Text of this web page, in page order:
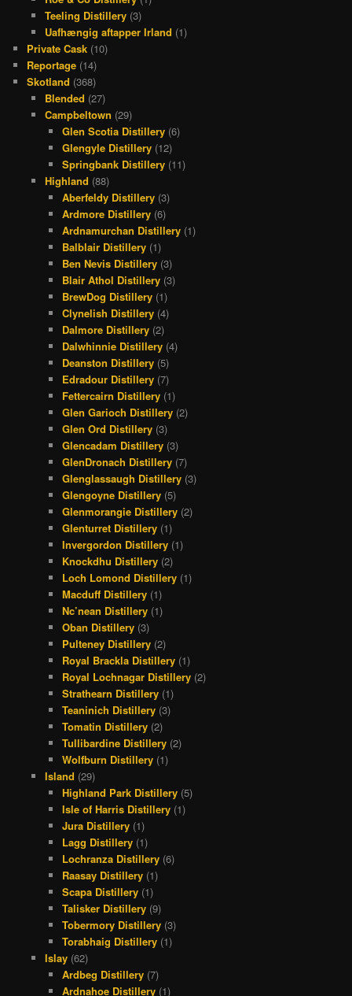
Teeling Distillery(3)
Uafhængig aftapper Irland (1)
Private Cask (10)
Reportage (14)
Skotland (368)
Blended (27)
Campbeltown (29)
Glen Scotia Distillery (6)
Glengyle Distillery (12)
Springbank Distillery (11)
Highland (88)
Aberfeldy Distillery (3)
Ardmore Distillery (6)
Ardnamurchan Distillery (1)
Balblair Distillery (1)
Ben Nevis Distillery (3)
Blair Athol Distillery (3)
BrewDog Distillery (1)
Clynelish Distillery (4)
Dalmore Distillery (2)
Dalwhinnie Distillery (4)
Deanston Distillery (5)
Edradour Distillery (7)
Fettercairn Distillery (1)
Glen Garioch Distillery (2)
Glen Ord Distillery (3)
Glencadam Distillery (3)
GlenDronach Distillery (7)
Glenglassaugh Distillery (3)
Glengoyne Distillery (5)
Glenmorangie Distillery (2)
Glenturret Distillery (1)
Invergordon Distillery (1)
Knockdhu Distillery (2)
Loch Lomond Distillery (1)
Macduff Distillery (1)
Nc’nean Distillery (1)
Oban Distillery (3)
Pulteney Distillery (2)
Royal Brackla Distillery (1)
Royal Lochnagar Distillery (2)
Strathearn Distillery (1)
Teaninich Distillery (3)
Tomatin Distillery (2)
Tullibardine Distillery (2)
Wolfburn Distillery (1)
Island (29)
Highland Park Distillery (5)
Isle of Harris Distillery (1)
Jura Distillery (1)
Lagg Distillery (1)
Lochranza Distillery (6)
Raasay Distillery (1)
Scapa Distillery (1)
Talisker Distillery (9)
Tobermory Distillery (3)
Torabhaig Distillery (1)
Islay(62)
Ardbeg Distillery (7)
Ardnahoe Distillery (1)